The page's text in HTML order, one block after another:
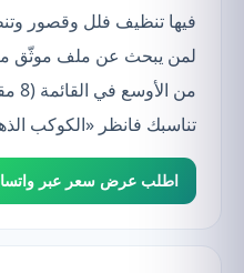
فيها تنظيف فلل وقصور
لمن يبحث عن ملف موثّق
تناسبك فانظر «الكوكب
اطلب عرض سعر عبر